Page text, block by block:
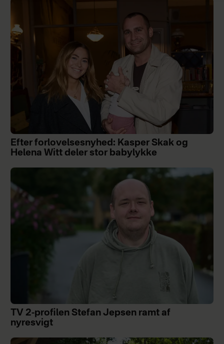
Efter forlovelsesnyhed: Kasper Skak og
Helena Witt deler stor babylykke
TV 2-profilen Stefan Jepsen ramt af
nyresvigt